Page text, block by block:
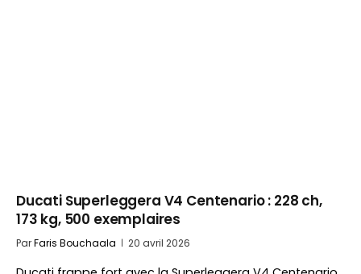
Ducati Superleggera V4 Centenario : 228 ch,
173 kg, 500 exemplaires
ParFaris Bouchaala 20 avril 2026